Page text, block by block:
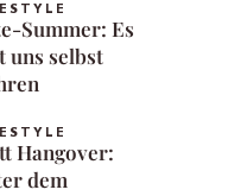
Summer: Es
uns selbst
Hangover:
dem